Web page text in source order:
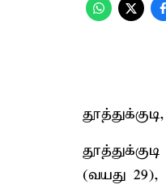
தூத்துக்குடி,
(வயது 29),